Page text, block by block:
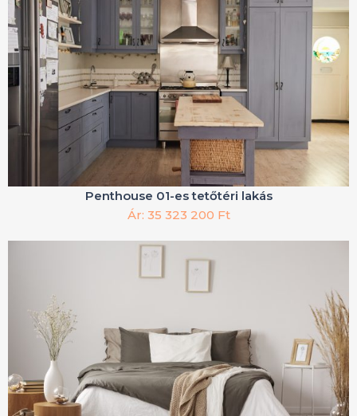
Penthouse 01-es tetőtéri lakás
Ár: 35 323 200 Ft